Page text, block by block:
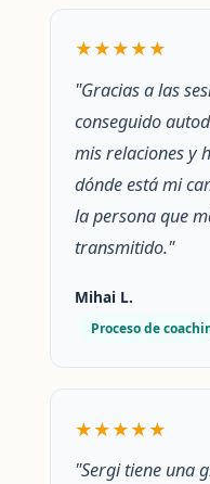
★★★★★
"Gracias a las
conseguido
mis relaciones y
dónde está mi
la persona que
transmitido."
Mihai L.
Proceso de
★★★★★
"Sergi tiene una